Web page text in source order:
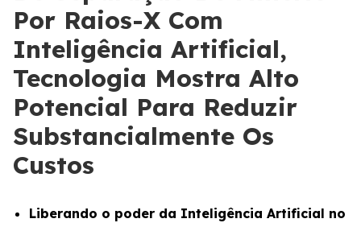
Por Raios-X Com
Inteligência Artificial,
Tecnologia Mostra Alto
Potencial Para Reduzir
Substancialmente Os
Custos
Liberando o poder da Inteligência Artificial no